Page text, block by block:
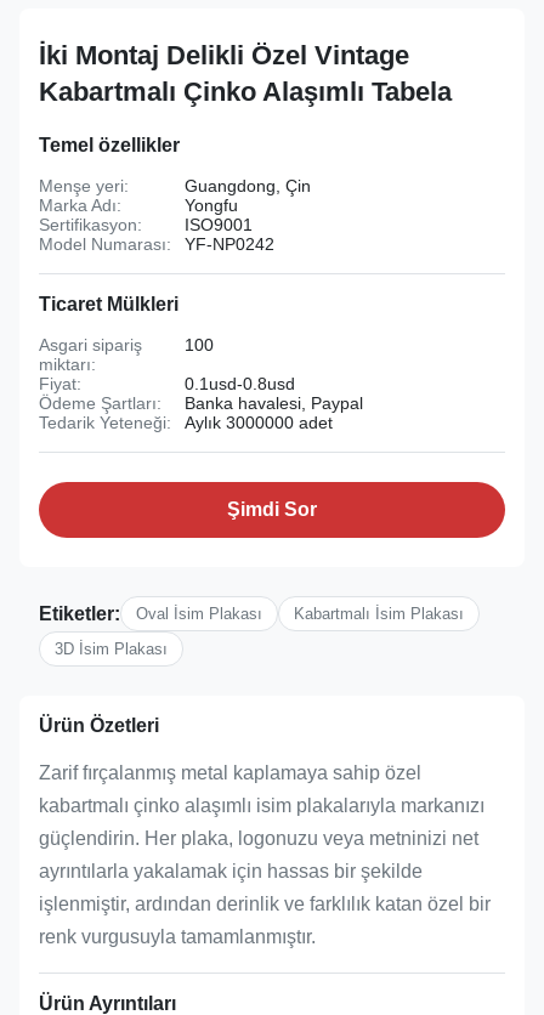
İki Montaj Delikli Özel Vintage
Kabartmalı Çinko Alaşımlı Tabela
Temel özellikler
Menşe yeri:
Guangdong, Çin
Marka Adı:
Yongfu
Sertifikasyon:
ISO9001
Model Numarası:
YF-NP0242
Ticaret Mülkleri
Asgari sipariş
miktarı:
100
Fiyat:
0.1usd-0.8usd
Ödeme Şartları:
Banka havalesi, Paypal
Tedarik Yeteneği:
Aylık 3000000 adet
Şimdi Sor
Etiketler: Oval İsim Plakası
Kabartmalı İsim Plakası
3D İsim Plakası
Ürün Özetleri
Zarif fırçalanmış metal kaplamaya sahip özel
kabartmalı çinko alaşımlı isim plakalarıyla markanızı
güçlendirin. Her plaka, logonuzu veya metninizi net
ayrıntılarla yakalamak için hassas bir şekilde
işlenmiştir, ardından derinlik ve farklılık katan özel bir
renk vurgusuyla tamamlanmıştır.
Ürün Ayrıntıları